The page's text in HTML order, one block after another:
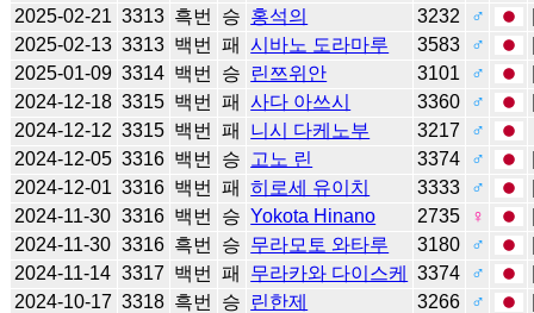
2025-02-21 3313 흑번 승 홍석의 3232 ♂
2025-02-13 3313 백번 패 시바노 도라마루 3583 ♂
2025-01-09 3314 백번 승 린쯔위안 3101 ♂
2024-12-18 3315 백번 패 사다 아쓰시 3360 ♂
2024-12-12 3315 백번 패 니시 다케노부 3217
♂
2024-12-05 3316 백번 승 고노 린 3374 ♂
2024-12-01 3316 백번 패 히로세 유이치 3333 ♂
2024-11-30 3316 백번 승 Yokota Hinano 2735 ♀
2024-11-30 3316 흑번 승 무라모토 와타루 3180 ♂
2024-11-14 3317 백번 패 무라카와 다이스케 3374 ♂
2024-10-17 3318 흑번 승 린한제 3266 ♂